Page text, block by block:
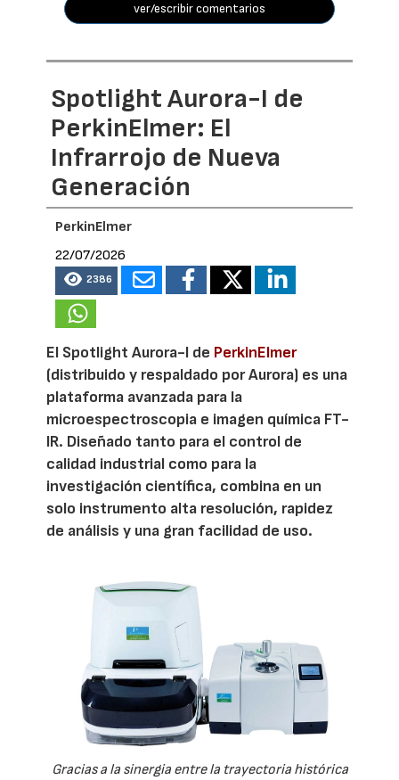
ver/escribir comentarios
Spotlight Aurora-I de
PerkinElmer: El
Infrarrojo de Nueva
Generación
PerkinElmer
22/07/2026
2386
El Spotlight Aurora-I de PerkinElmer
(distribuido y respaldado por Aurora) es una
plataforma avanzada para la
microespectroscopia e imagen química FT-
IR. Diseñado tanto para el control de
calidad industrial como para la
investigación científica, combina en un
solo instrumento alta resolución, rapidez
de análisis y una gran facilidad de uso.
Gracias a la sinergia entre la trayectoria histórica